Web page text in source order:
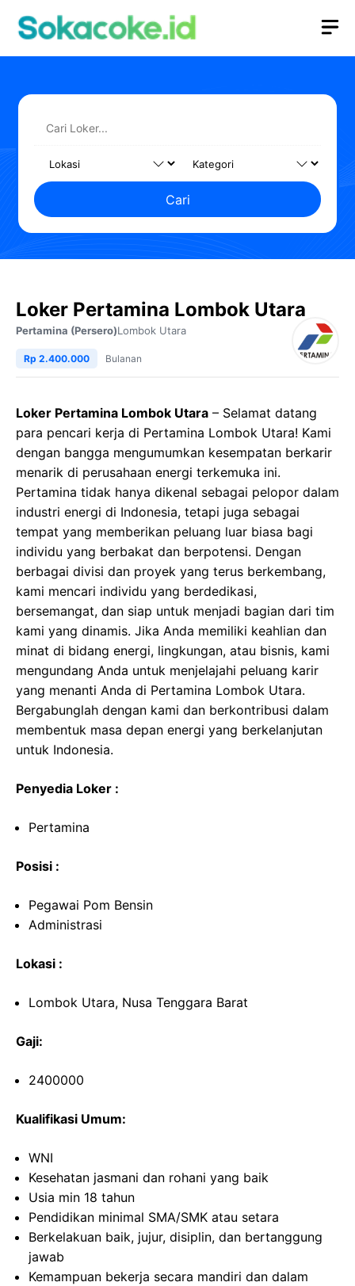
Cari
Loker Pertamina Lombok Utara
Pertamina (Persero)Lombok Utara
Rp 2.400.000 Bulanan
Loker Pertamina Lombok Utara – Selamat datang
para pencari kerja di Pertamina Lombok Utara! Kami
dengan bangga mengumumkan kesempatan berkarir
menarik di perusahaan energi terkemuka ini.
Pertamina tidak hanya dikenal sebagai pelopor dalam
industri energi di Indonesia, tetapi juga sebagai
tempat yang memberikan peluang luar biasa bagi
individu yang berbakat dan berpotensi. Dengan
berbagai divisi dan proyek yang terus berkembang,
kami mencari individu yang berdedikasi,
bersemangat, dan siap untuk menjadi bagian dari tim
kami yang dinamis. Jika Anda memiliki keahlian dan
minat di bidang energi, lingkungan, atau bisnis, kami
mengundang Anda untuk menjelajahi peluang karir
yang menanti Anda di Pertamina Lombok Utara.
Bergabunglah dengan kami dan berkontribusi dalam
membentuk masa depan energi yang berkelanjutan
untuk Indonesia.
Penyedia Loker :
Pertamina
Posisi :
Pegawai Pom Bensin
Administrasi
Lokasi :
Lombok Utara, Nusa Tenggara Barat
Gaji:
2400000
Kualifikasi Umum:
WNI
Kesehatan jasmani dan rohani yang baik
Usia min 18 tahun
Pendidikan minimal SMA/SMK atau setara
Berkelakuan baik, jujur, disiplin, dan bertanggung
jawab
Kemampuan bekerja secara mandiri dan dalam